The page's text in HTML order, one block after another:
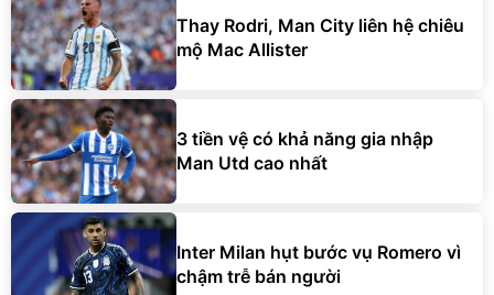
Thay Rodri, Man City liên hệ chiêu
mộ Mac Allister
3 tiền vệ có khả năng gia nhập
Man Utd cao nhất
Inter Milan hụt bước vụ Romero vì
chậm trễ bán người